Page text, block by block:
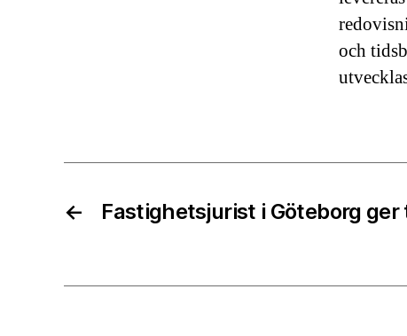
och
← Fastighetsjurist i Göteborg